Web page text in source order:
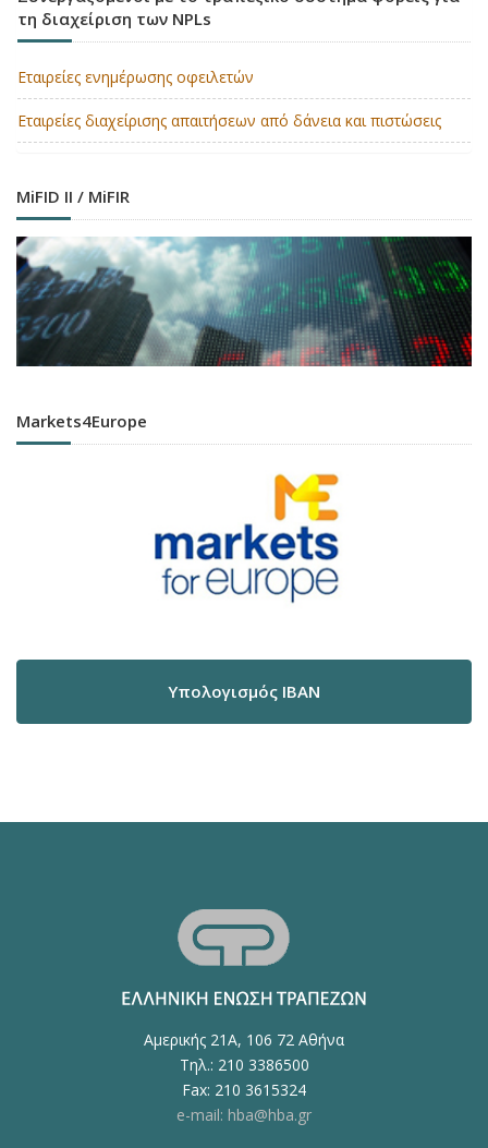
τη διαχείριση των NPLs
Εταιρείες ενημέρωσης οφειλετών
Εταιρείες διαχείρισης απαιτήσεων από δάνεια και πιστώσεις
MiFID II / MiFIR
Markets4Europe
Υπολογισμός IBAN
Αμερικής 21Α, 106 72 Αθήνα
Τηλ.: 210 3386500
Fax: 210 3615324
e-mail: hba@hba.gr